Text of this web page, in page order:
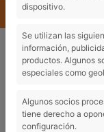
MENÚ
COTXES NOUS
Previous
dispositivo.
Se utilizan las
información,
productos. Algunos
especiales como
Algunos socios
tiene derecho a
configuración.